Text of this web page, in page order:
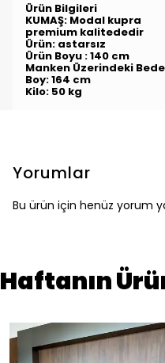
Ürün Bilgileri
KUMAŞ: Modal kupra
premium kalitededir
Ürün: astarsız
Ürün Boyu : 140 cm
Manken Üzerindeki
Boy: 164 cm
Kilo: 50 kg
Yorumlar
Bu ürün için henüz yorum
Haftanın